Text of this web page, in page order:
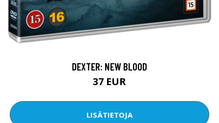
DEXTER: NEW BLOOD
37 EUR
LISÄTIETOJA